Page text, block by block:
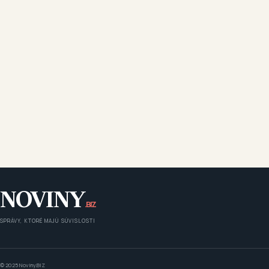
NOVINY.BIZ
SPRÁVY, KTORÉ MAJÚ SÚVISLOSTI
© 2025 Noviny.BIZ